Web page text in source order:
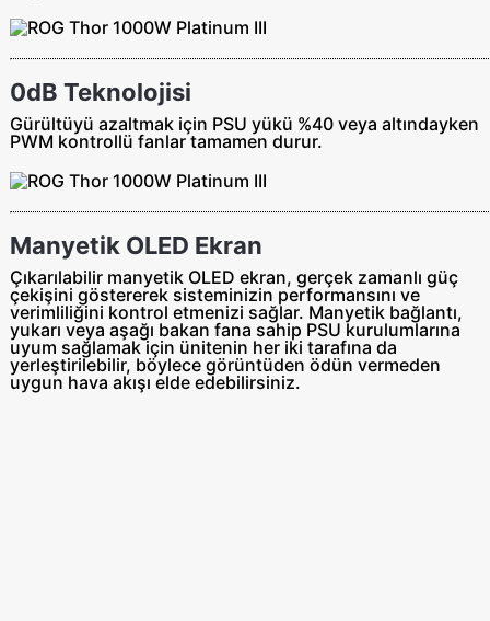
0dB Teknolojisi
Gürültüyü azaltmak için PSU yükü %40 veya altındayken
PWM kontrollü fanlar tamamen durur.
Manyetik OLED Ekran
Çıkarılabilir manyetik OLED ekran, gerçek zamanlı güç
çekişini göstererek sisteminizin performansını ve
verimliliğini kontrol etmenizi sağlar. Manyetik bağlantı,
yukarı veya aşağı bakan fana sahip PSU kurulumlarına
uyum sağlamak için ünitenin her iki tarafına da
yerleştirilebilir, böylece görüntüden ödün vermeden
uygun hava akışı elde edebilirsiniz.